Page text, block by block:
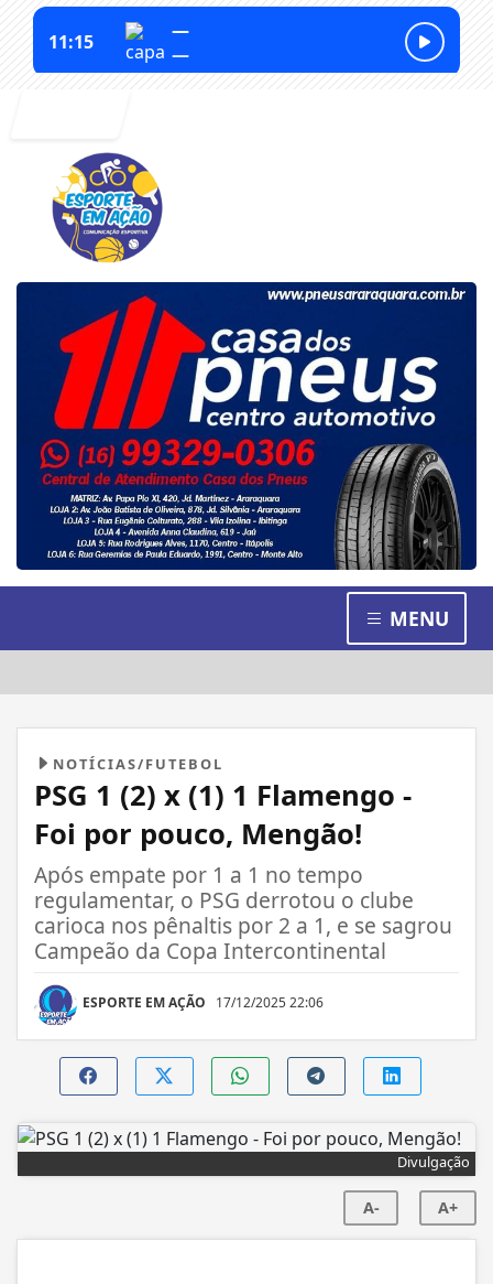
MENU
NOTÍCIAS/FUTEBOL
PSG 1 (2) x (1) 1 Flamengo -
Foi por pouco, Mengão!
Após empate por 1 a 1 no tempo
regulamentar, o PSG derrotou o clube
carioca nos pênaltis por 2 a 1, e se sagrou
Campeão da Copa Intercontinental
ESPORTE EM AÇÃO 17/12/2025 22:06
Divulgação
A- A+